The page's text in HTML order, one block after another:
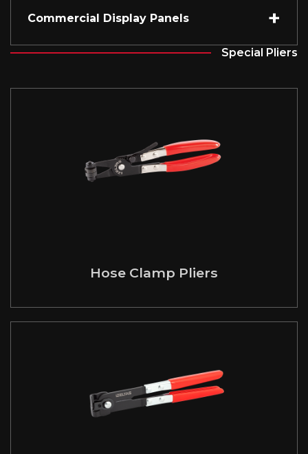
Commercial Display Panels
Special Pliers
Hose Clamp Pliers